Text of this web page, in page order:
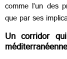
comme l’un des
que par ses
Un corridor
méditerranéenne